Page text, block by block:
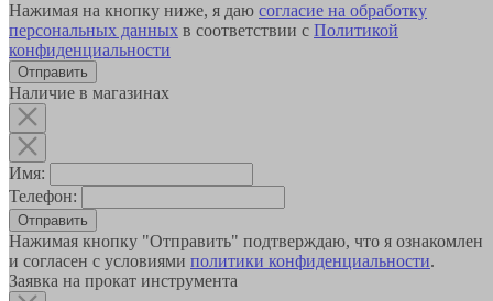
Нажимая на кнопку ниже, я даю согласие на обработку
персональных данных в соответствии с Политикой
конфиденциальности
Наличие в магазинах
Имя:
Телефон:
Отправить
Нажимая кнопку "Отправить" подтверждаю, что я ознакомлен
и согласен с условиями политики конфиденциальности.
Заявка на прокат инструмента